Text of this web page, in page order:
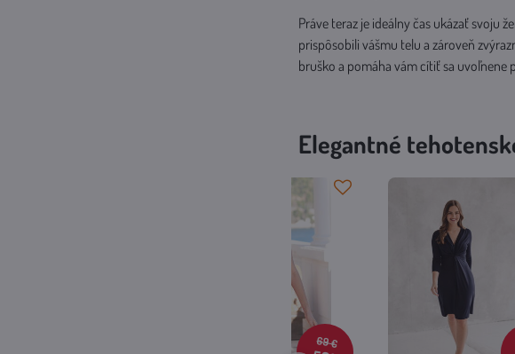
Práve teraz je ideálny čas ukázať svoju
prispôsobili vášmu telu a zároveň
bruško a pomáha vám cítiť sa uvoľnene
Elegantné
69 €